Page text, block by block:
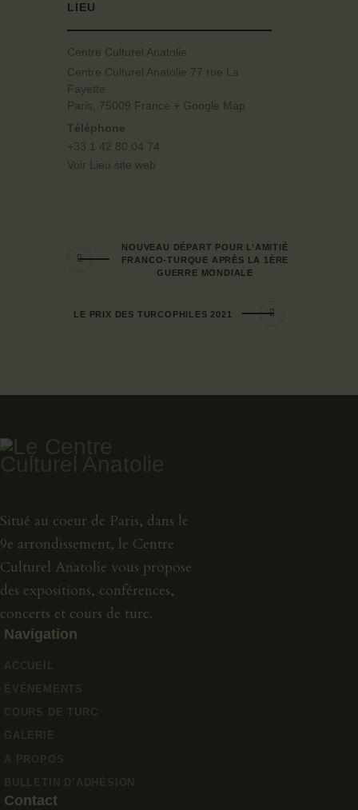
LIEU
Centre Culturel Anatolie
Centre Culturel Anatolie 77 rue La
Fayette
Paris
75009 France + Google Map
Téléphone
+33 1 42 80 04 74
Voir Lieu site web
NOUVEAU DÉPART POUR L’AMITIÉ
FRANCO-TURQUE APRÈS LA 1ÈRE
GUERRE MONDIALE
LE PRIX DES TURCOPHILES 2021
Situé au coeur de Paris, dans le
9e arrondissement, le Centre
Culturel Anatolie vous propose
des expositions, conférences,
concerts et cours de turc.
Navigation
Contact